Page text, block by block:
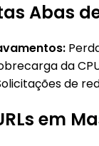
Abas
da
de
em